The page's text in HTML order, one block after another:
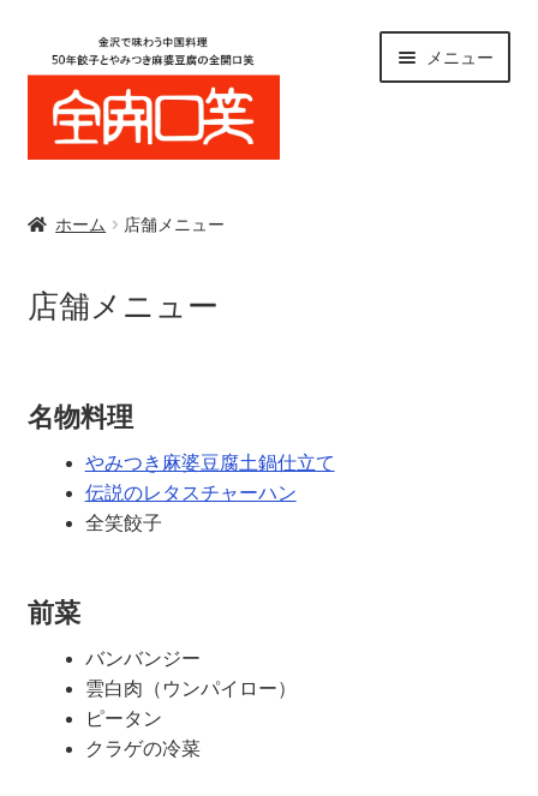
ビ
シ
ン
キ
ン
ツ
ス
プ
メニュー
店舗メニュー
カートを見る
ホーム 店舗メニュー
店舗メニュー
名物料理
やみつき麻婆豆腐土鍋仕立て
伝説のレタスチャーハン
全笑餃子
前菜
バンバンジー
雲白肉（ウンパイロー）
ピータン
クラゲの冷菜